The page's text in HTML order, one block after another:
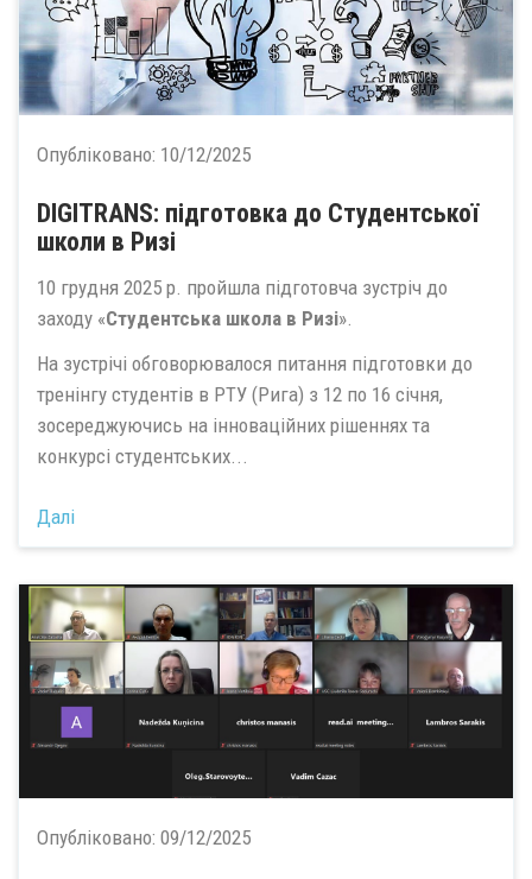
Опубліковано: 10/12/2025
DIGITRANS: підготовка до Студентської
школи в Ризі
10 грудня 2025 р. пройшла підготовча зустріч до
заходу «Студентська школа в Ризі».
На зустрічі обговорювалося питання підготовки до
тренінгу студентів в РТУ (Рига) з 12 по 16 січня,
зосереджуючись на інноваційних рішеннях та
конкурсі студентських...
Далі
Опубліковано: 09/12/2025